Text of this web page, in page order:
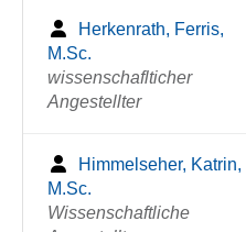
Herkenrath, Ferris,
M.Sc.
wissenschaflticher
Angestellter
Himmelseher, Katrin,
M.Sc.
Wissenschaftliche